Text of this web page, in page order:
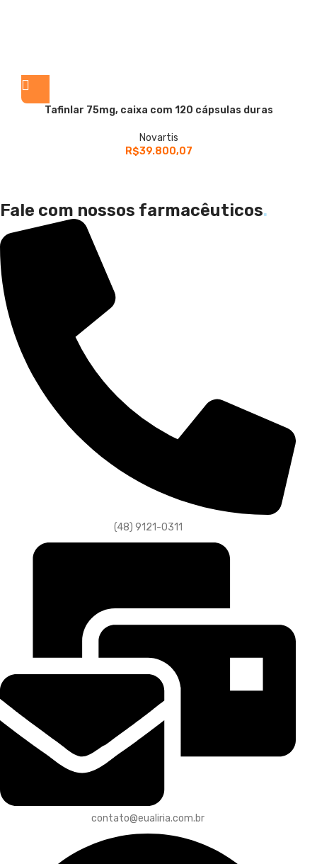
Tafinlar 75mg, caixa com 120 cápsulas duras
Novartis
R$39.800,07
Fale com nossos farmacêuticos.
(48) 9121-0311
contato@eualiria.com.br